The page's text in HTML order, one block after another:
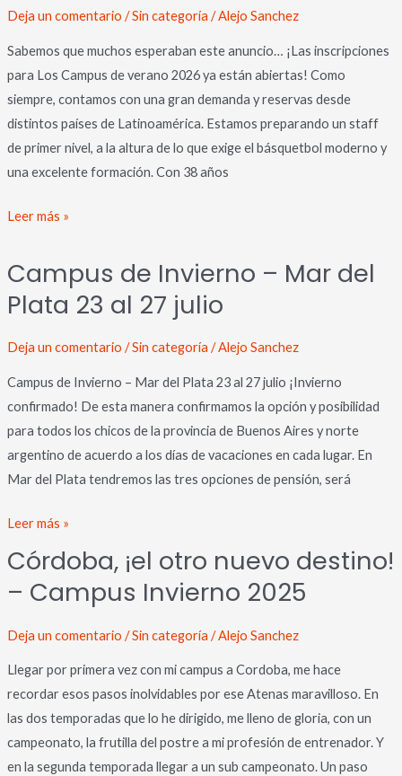
Deja un comentario /Sin categoría /Alejo Sanchez
Sabemos que muchos esperaban este anuncio… ¡Las inscripciones
para Los Campus de verano 2026 ya están abiertas! Como
siempre, contamos con una gran demanda y reservas desde
distintos países de Latinoamérica. Estamos preparando un staff
de primer nivel, a la altura de lo que exige el básquetbol moderno y
una excelente formación. Con 38 años
2026
fecha!
Leer más »
Campus de Invierno – Mar del
Plata 23 al 27 julio
Deja un comentario /Sin categoría /Alejo Sanchez
Campus de Invierno – Mar del Plata 23 al 27 julio ¡Invierno
confirmado! De esta manera confirmamos la opción y posibilidad
para todos los chicos de la provincia de Buenos Aires y norte
argentino de acuerdo a los días de vacaciones en cada lugar. En
Mar del Plata tendremos las tres opciones de pensión, será
de
Invierno
Mar
Plata
al
Leer más »
Córdoba, ¡el otro nuevo destino!
– Campus Invierno 2025
Deja un comentario /Sin categoría /Alejo Sanchez
Llegar por primera vez con mi campus a Cordoba, me hace
recordar esos pasos inolvidables por ese Atenas maravilloso. En
las dos temporadas que lo he dirigido, me lleno de gloria, con un
campeonato, la frutilla del postre a mi profesión de entrenador. Y
en la segunda temporada llegar a un sub campeonato. Un paso
Córdoba,
nuevo
–
Campus
Invierno
2025